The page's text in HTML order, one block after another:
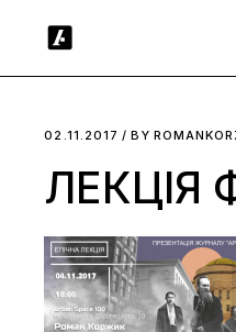
02.11.2017 BY
ЛЕКЦІЯ